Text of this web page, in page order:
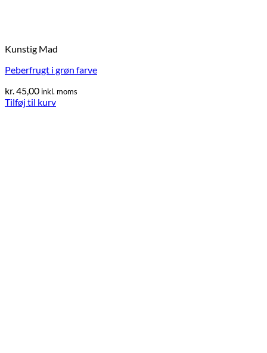
Kunstig Mad
Peberfrugt i grøn farve
kr.45,00 inkl. moms
Tilføj til kurv